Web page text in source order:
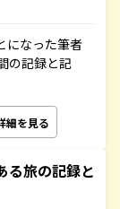
になった筆者
の記録と記
細を見る
旅の記録と